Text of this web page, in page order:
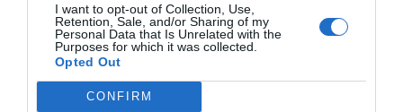
I want to opt-out of Collection, Use,
Retention, Sale, and/or Sharing of my
Personal Data that Is Unrelated with the
Purposes for which it was collected.
Opted Out
CONFIRM